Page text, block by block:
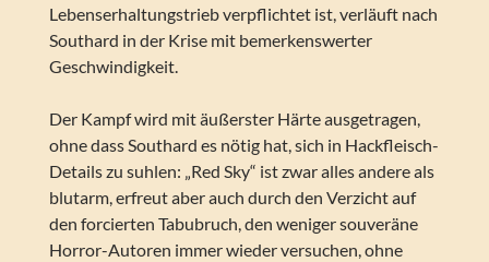
Lebenserhaltungstrieb verpflichtet ist, verläuft nach
Southard in der Krise mit bemerkenswerter
Geschwindigkeit.
Der Kampf wird mit äußerster Härte ausgetragen,
ohne dass Southard es nötig hat, sich in Hackfleisch-
Details zu suhlen: „Red Sky“ ist zwar alles andere als
blutarm, erfreut aber auch durch den Verzicht auf
den forcierten Tabubruch, den weniger souveräne
Horror-Autoren immer wieder versuchen, ohne